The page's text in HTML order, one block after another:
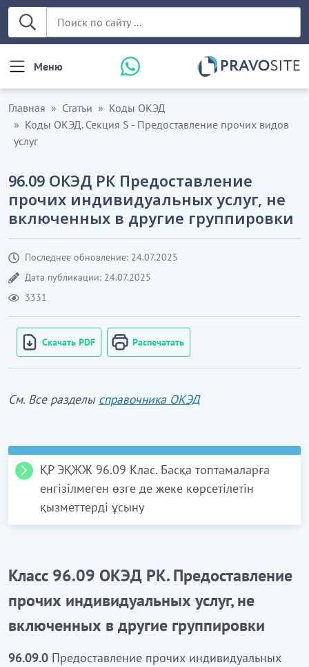
Меню
Главная Статьи
Коды ОКЭД
Коды ОКЭД. Секция S - Предоставление прочих видов
услуг
96.09 ОКЭД РК Предоставление
прочих индивидуальных услуг, не
включенных в другие группировки
Последнее обновление: 24.07.2025
Дата публикации: 24.07.2025
3331
Скачать PDF Распечатать
См. Все разделы справочника ОКЭД
ҚР ЭҚЖЖ 96.09 Клас. Басқа топтамаларға
енгізілмеген өзге де жеке көрсетілетін
қызметтерді ұсыну
Бұл ішкі класқа:
астрологиялық және спиритуалдық қызмет
ілесіп жүру қызметі (эскорт), танысу, некеге тұру
көрсетілетін қызметтерді ұсыну
Класс 96.09 ОКЭД РК. Предоставление
прочих индивидуальных услуг, не
включенных в другие группировки
96.09.0 Предоставление прочих индивидуальных